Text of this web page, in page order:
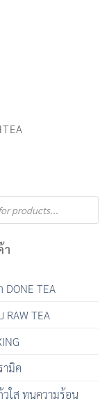
า
DONE TEA
RAW TEA
ามิค
วใส ทนความร้อน